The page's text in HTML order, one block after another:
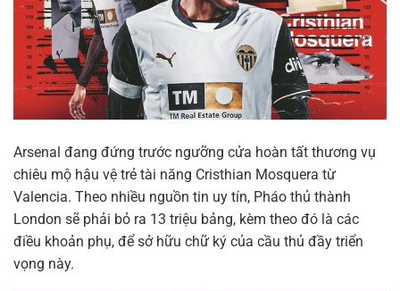
Arsenal đang đứng trước ngưỡng cửa hoàn tất thương vụ
chiêu mộ hậu vệ trẻ tài năng Cristhian Mosquera từ
Valencia. Theo nhiều nguồn tin uy tín, Pháo thủ thành
London sẽ phải bỏ ra 13 triệu bảng, kèm theo đó là các
điều khoản phụ, để sở hữu chữ ký của cầu thủ đầy triển
vọng này.